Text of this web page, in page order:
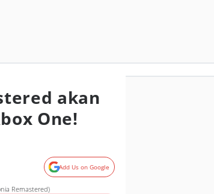
akan
One!
Add Us on Google
Remastered)